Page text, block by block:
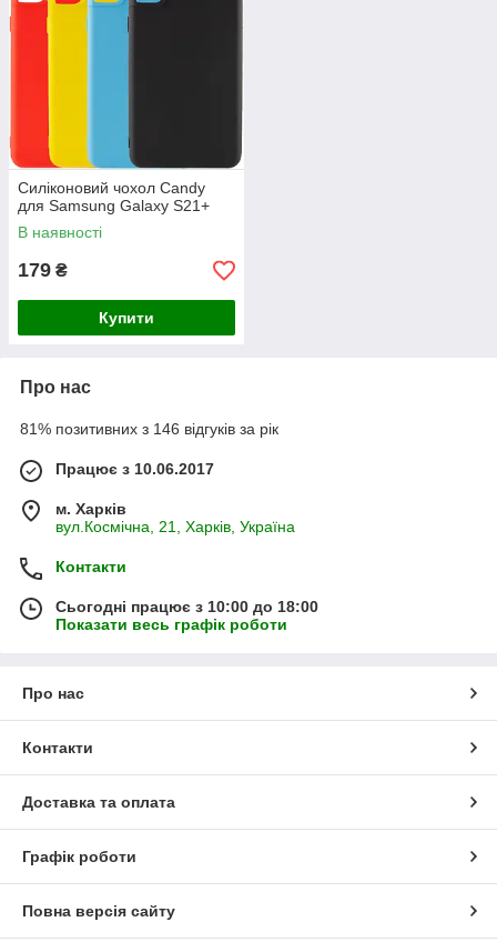
Силіконовий чохол Candy
для Samsung Galaxy S21+
В наявності
179 ₴
Купити
Про нас
81% позитивних з 146 відгуків за рік
Працює з 10.06.2017
м. Харків
вул.Космічна, 21, Харків, Україна
Контакти
Сьогодні працює з 10:00 до 18:00
Показати весь графік роботи
Про нас
Контакти
Доставка та оплата
Графік роботи
Повна версія сайту